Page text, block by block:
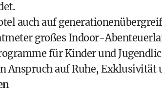
auch auf
großes Indoor-
für Kinder und
Anspruch auf Ruhe, Exklusivität